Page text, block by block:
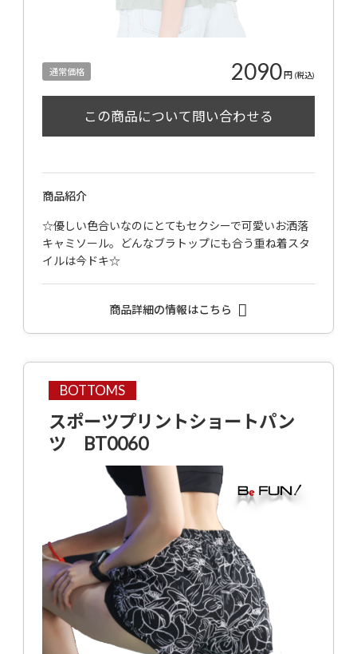
通常価格 2090 円 (税込)
商品紹介
☆優しい色合いなのにとてもセクシーで可愛いお洒落
キャミソール。どんなブラトップにも合う重ね着スタ
イルは今ドキ☆
商品詳細の情報はこちら
BOTTOMS
スポーツプリントショートパン
ツ BT0060